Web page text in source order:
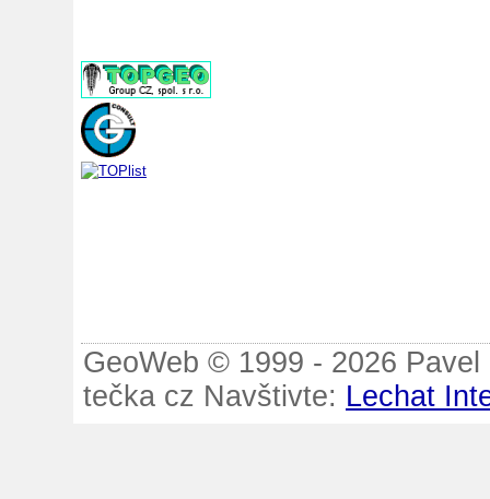
GeoWeb © 1999 - 2026
tečka cz Navštivte: Lechat